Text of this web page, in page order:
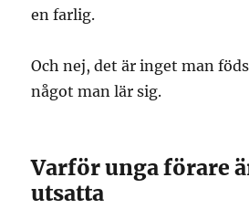
en farlig.
Och nej, det är inget man
något man lär sig.
Varför unga förare
utsatta